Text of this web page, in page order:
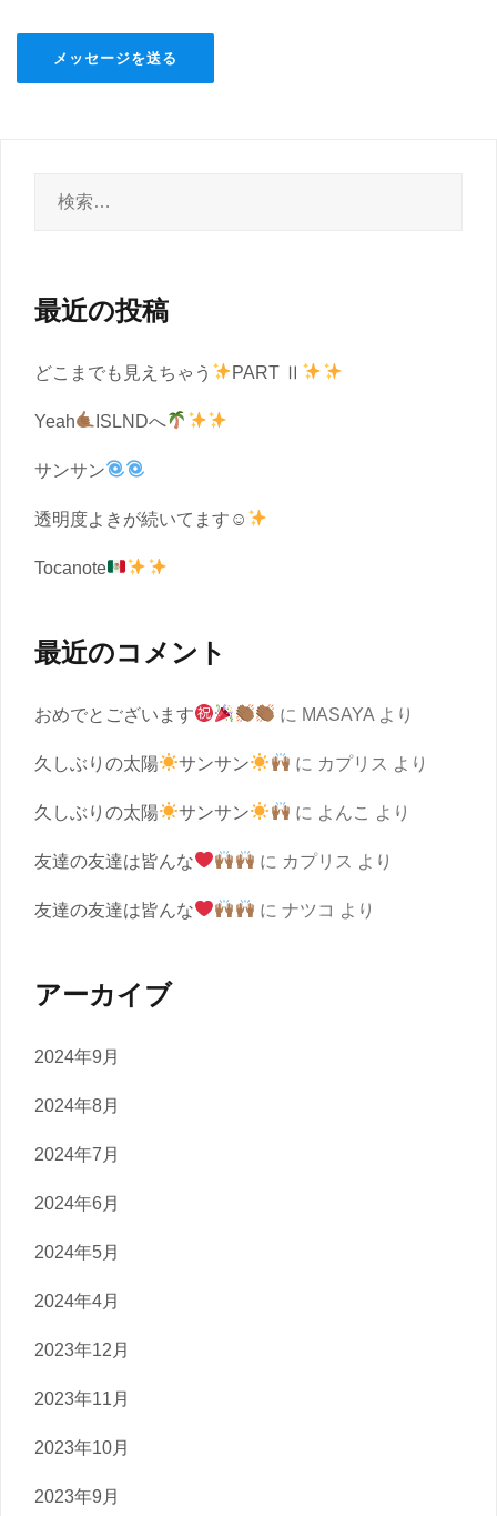
最近の投稿
どこまでも見えちゃう PART Ⅱ
Yeah ISLNDへ
サンサン
透明度よきが続いてます☺︎
Tocanote
最近のコメント
おめでとございます に MASAYAより
久しぶりの太陽 サンサン に カプリス より
久しぶりの太陽 サンサン に よんこ より
友達の友達は皆んな に カプリス より
友達の友達は皆んな に ナツコ より
アーカイブ
2024年9月
2024年8月
2024年7月
2024年6月
2024年5月
2024年4月
2023年12月
2023年11月
2023年10月
2023年9月